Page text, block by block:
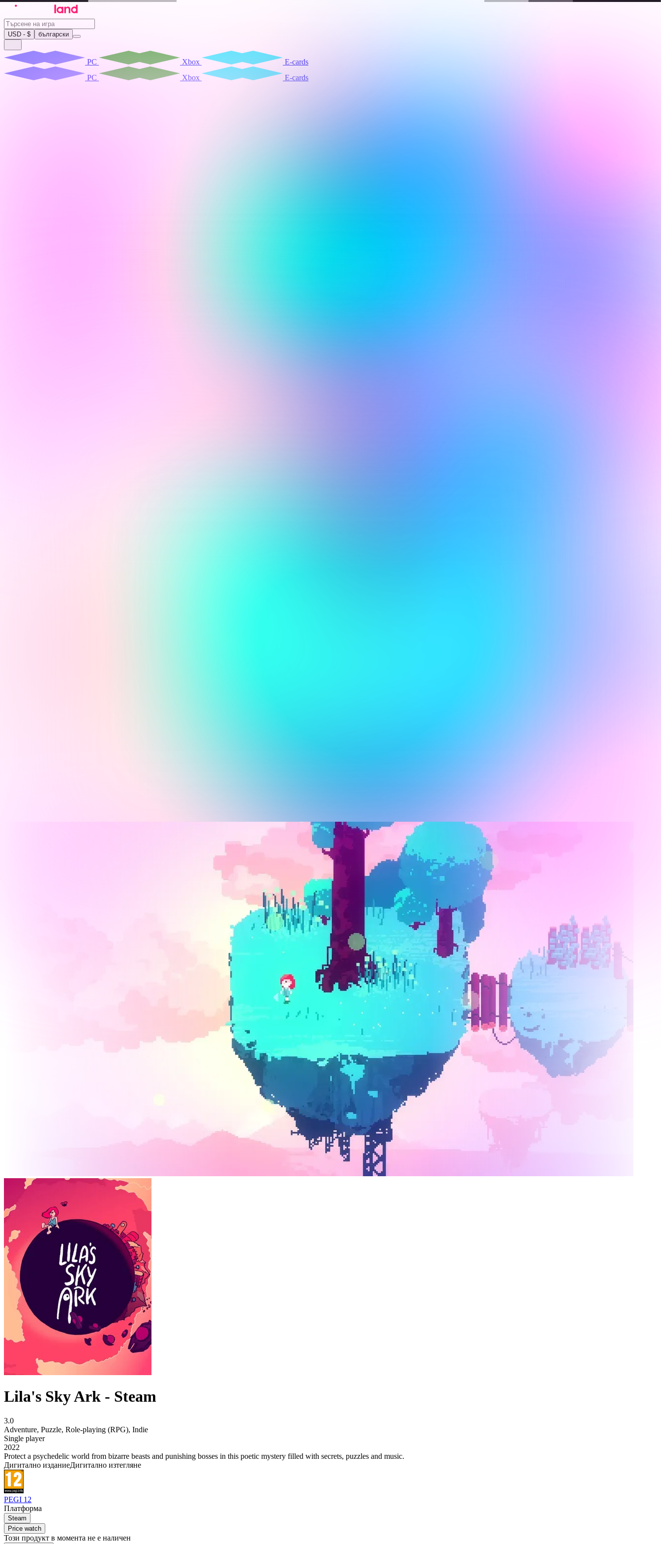
USD - $ български
PC Xbox
E-cards
PC
Xbox E-cards
Lila's Sky Ark - Steam
3.0
Adventure, Puzzle, Role-playing (RPG), Indie
Single player
2022
Protect a psychedelic world from bizarre beasts and punishing bosses in this poetic mystery filled with secrets, puzzles and music.
Дигитално изданиеДигитално изтегляне
PEGI 12
Платформа
Steam
Price watch
Този продукт в момента не е наличен